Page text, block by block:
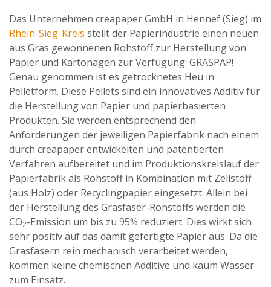
Das Unternehmen creapaper GmbH in Hennef (Sieg) im
Rhein-Sieg-Kreis stellt der Papierindustrie einen neuen
aus Gras gewonnenen Rohstoff zur Herstellung von
Papier und Kartonagen zur Verfügung: GRASPAP!
Genau genommen ist es getrocknetes Heu in
Pelletform. Diese Pellets sind ein innovatives Additiv für
die Herstellung von Papier und papierbasierten
Produkten. Sie werden entsprechend den
Anforderungen der jeweiligen Papierfabrik nach einem
durch creapaper entwickelten und patentierten
Verfahren aufbereitet und im Produktionskreislauf der
Papierfabrik als Rohstoff in Kombination mit Zellstoff
(aus Holz) oder Recyclingpapier eingesetzt. Allein bei
der Herstellung des Grasfaser-Rohstoffs werden die
CO2-Emission um bis zu 95% reduziert. Dies wirkt sich
sehr positiv auf das damit gefertigte Papier aus. Da die
Grasfasern rein mechanisch verarbeitet werden,
kommen keine chemischen Additive und kaum Wasser
zum Einsatz.